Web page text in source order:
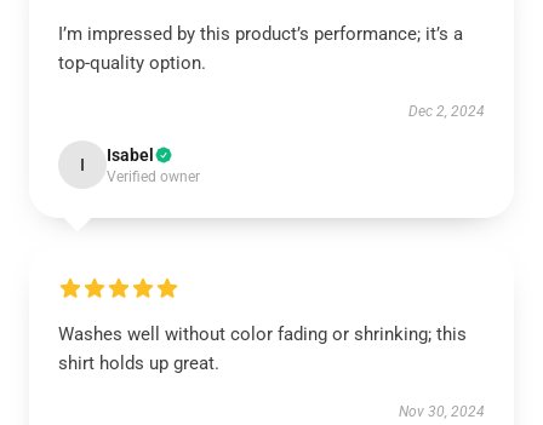
I’m impressed by this product’s performance; it’s a
top-quality option.
Dec 2, 2024
I Isabel
Verified owner
Washes well without color fading or shrinking; this
shirt holds up great.
Nov 30, 2024